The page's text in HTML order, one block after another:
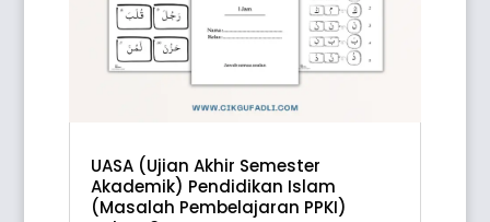
UASA (Ujian Akhir Semester
Akademik) Pendidikan Islam
(Masalah Pembelajaran PPKI)